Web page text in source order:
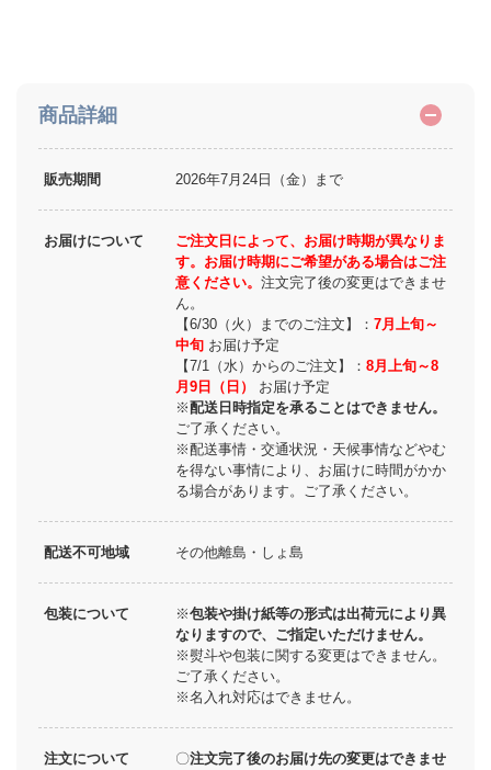
商品詳細
販売期間 2026年7月24日（金）まで
お届けについて
ご注文日によって、お届け時期が異なりま
す。お届け時期にご希望がある場合はご注
意ください。 注文完了後の変更はできませ
ん。
【6/30（火）までのご注文】： 7月上旬～
中旬 お届け予定
【7/1（水）からのご注文】： 8月上旬～8
月9日（日）
お届け予定
※配送日時指定を承ることはできません。
ご了承ください。
※配送事情・交通状況・天候事情などやむ
を得ない事情により、お届けに時間がかか
る場合があります。ご了承ください。
配送不可地域 その他離島・しょ島
包装について ※包装や掛け紙等の形式は出荷元により異
なりますので、ご指定いただけません。
※熨斗や包装に関する変更はできません。
ご了承ください。
※名入れ対応はできません。
注文について 〇注文完了後のお届け先の変更はできませ